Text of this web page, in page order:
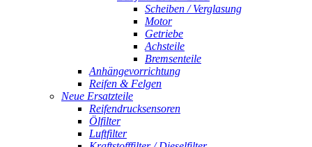
Scheiben / Verglasung
Motor
Getriebe
Achsteile
Bremsenteile
Anhängevorrichtung
Reifen & Felgen
Neue Ersatzteile
Reifendrucksensoren
Ölfilter
Luftfilter